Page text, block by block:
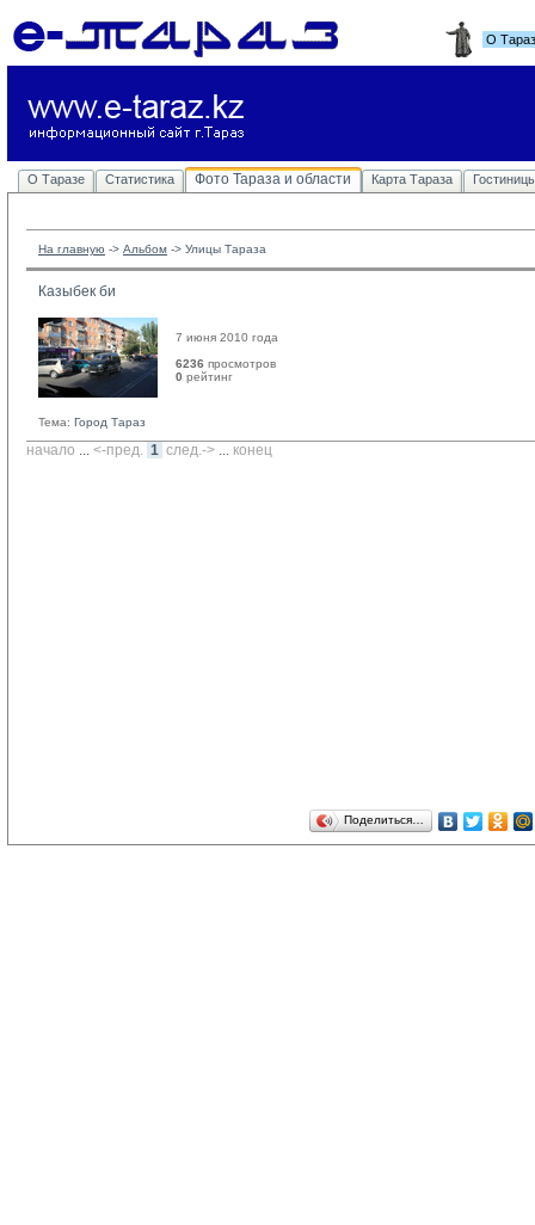
О
О Таразе Статистика Фото Тараза и области Карта Тараза
На главную -> Альбом -> Улицы Тараза
Казыбек би
7 июня 2010 года
6236 просмотров
0 рейтинг
Тема: Город Тараз
начало ... <-пред. 1 след.-> ... конец
Поделиться…